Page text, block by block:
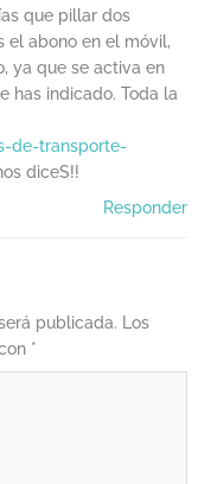
que pillar dos
el abono en el móvil,
ya que se activa en
has indicado. Toda la
de-transporte-
diceS!!
Responder
publicada. Los
*